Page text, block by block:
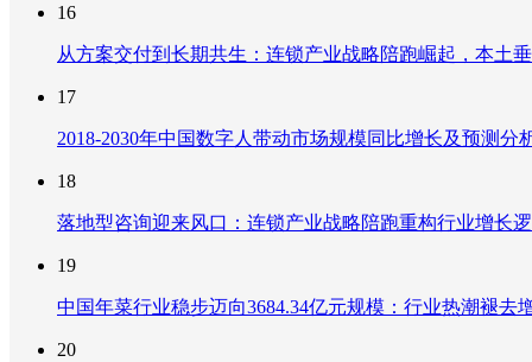
16
从方案交付到长期共生：连锁产业战略陪跑崛起，本土
17
2018-2030年中国数字人带动市场规模同比增长及预测
18
落地型咨询迎来风口：连锁产业战略陪跑重构行业增
19
中国年菜行业稳步迈向3684.34亿元规模：行业热潮褪
20